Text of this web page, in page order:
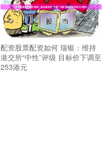
配资股票配资如何 瑞银：维持
港交所“中性”评级 目标价下调至
253港元